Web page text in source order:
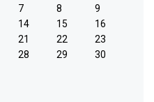
7 8
9
14 15
16
21 22
23
28 29
30